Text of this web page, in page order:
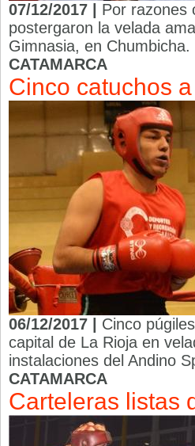
07/12/2017 | Por razones
postergaron la velada
Gimnasia, en Chumbicha.
CATAMARCA
Cinco catuchos
06/12/2017 | Cinco
capital de La Rioja en
instalaciones del Andino
CATAMARCA
Carteleras listas